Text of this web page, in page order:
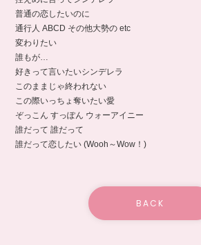
普通の恋したいのに
通行人 ABCD その他大勢の etc
変わりたい
誰もが…
好きって言いたいシンデレラ
このままじゃ終われない
この際いっちょ奪いたい愛
ぞっこん すっぽん ウォーアイニー
誰だって 誰だって
誰だって恋したい (Wooh～Wow！)
BACK